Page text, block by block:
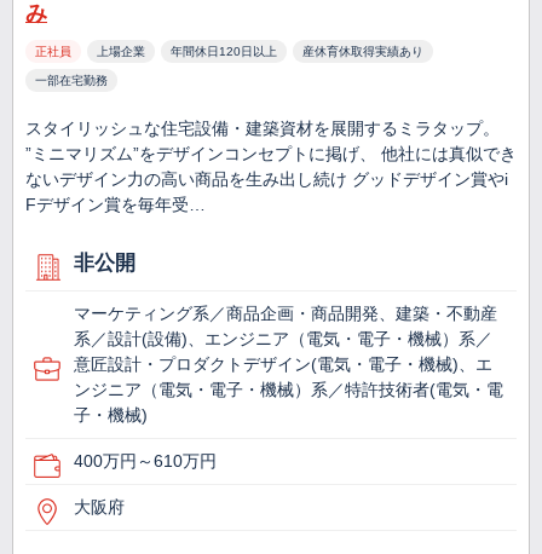
み
正社員 上場企業 年間休日120日以上 産休育休取得実績あり
一部在宅勤務
スタイリッシュな住宅設備・建築資材を展開するミラタップ。
”ミニマリズム”をデザインコンセプトに掲げ、 他社には真似でき
ないデザイン力の高い商品を生み出し続け グッドデザイン賞やi
Fデザイン賞を毎年受…
非公開
マーケティング系／商品企画・商品開発、建築・不動産
系／設計(設備)、エンジニア（電気・電子・機械）系／
意匠設計・プロダクトデザイン(電気・電子・機械)、エ
ンジニア（電気・電子・機械）系／特許技術者(電気・電
子・機械)
400万円～610万円
大阪府